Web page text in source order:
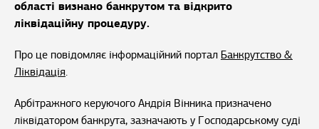
області визнано банкрутом та відкрито
ліквідаційну процедуру.
Про це повідомляє інформаційний портал Банкрутство &
Ліквідація.
Арбітражного керуючого Андрія Вінника призначено
ліквідатором банкрута, зазначають у Господарському суді